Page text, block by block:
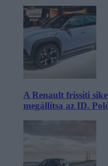
A Renault frissíti
megállítsa az ID.